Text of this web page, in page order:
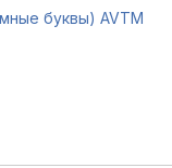
буквы) AVTM